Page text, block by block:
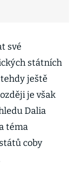
své
státních
ještě
je však
Dalia
téma
coby